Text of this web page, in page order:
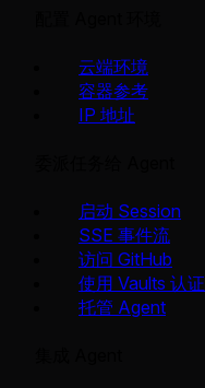
云端环境
容器参考
IP 地址
启动 Session
SSE 事件流
访问 GitHub
使用 Vaults 认证
托管 Agent